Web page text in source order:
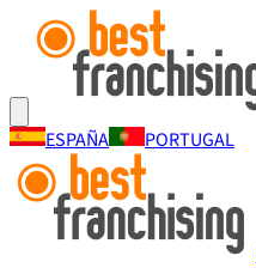
ESPAÑA PORTUGAL